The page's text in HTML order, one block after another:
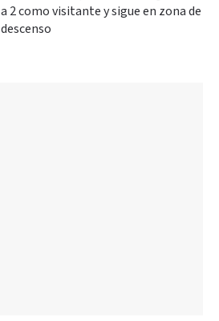
a 2 como visitante y sigue en zona de
descenso